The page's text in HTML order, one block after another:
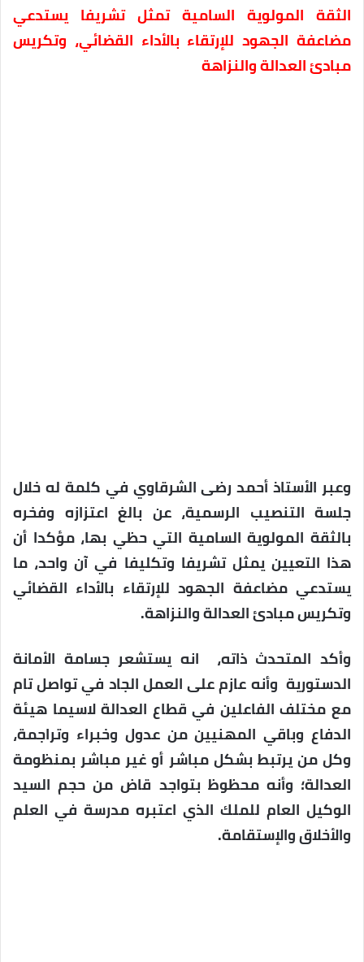
الثقة المولوية السامية تمثل تشريفا يستدعي
مضاعفة الجهود للإرتقاء بالأداء القضائي، وتكريس
مبادئ العدالة والنزاهة
وعبر الأستاذ أحمد رضى الشرقاوي في كلمة له خلال
جلسة التنصيب الرسمية، عن بالغ اعتزازه وفخره
بالثقة المولوية السامية التي حظي بها، مؤكدا أن
هذا التعيين يمثل تشريفا وتكليفا في آن واحد، ما
يستدعي مضاعفة الجهود للإرتقاء بالأداء القضائي
وتكريس مبادئ العدالة والنزاهة.
وأكد المتحدث ذاته، انه يستشعر جسامة الأمانة
الدستورية وأنه عازم على العمل الجاد في تواصل تام
مع مختلف الفاعلين في قطاع العدالة لاسيما هيئة
الدفاع وباقي المهنيين من عدول وخبراء وتراجمة،
وكل من يرتبط بشكل مباشر أو غير مباشر بمنظومة
العدالة؛ وأنه محظوظ بتواجد قاض من حجم السيد
الوكيل العام للملك الذي اعتبره مدرسة في العلم
والأخلاق والإستقامة.